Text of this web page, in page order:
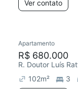
Ver contato
Apartamento
R$ 680.000
R. Doutor Luís
102m² 3